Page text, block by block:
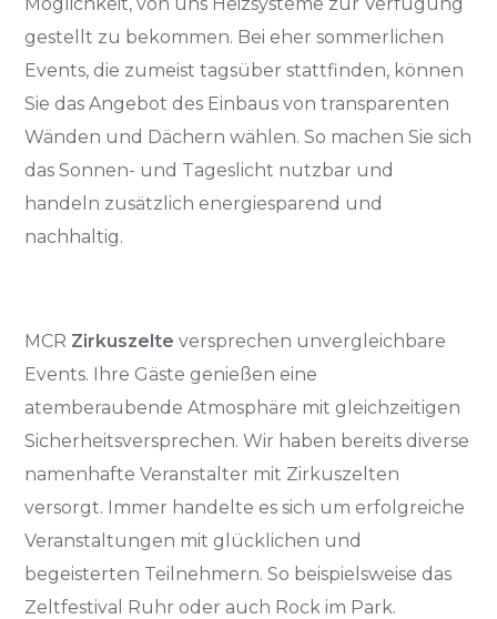
gestellt zu bekommen. Bei eher sommerlichen
Events, die zumeist tagsüber stattfinden, können
Sie das Angebot des Einbaus von transparenten
Wänden und Dächern wählen. So machen Sie sich
das Sonnen- und Tageslicht nutzbar und
handeln zusätzlich energiesparend und
nachhaltig.
MCR Zirkuszelte versprechen unvergleichbare
Events. Ihre Gäste genießen eine
atemberaubende Atmosphäre mit gleichzeitigen
Sicherheitsversprechen. Wir haben bereits diverse
namenhafte Veranstalter mit Zirkuszelten
versorgt. Immer handelte es sich um erfolgreiche
Veranstaltungen mit glücklichen und
begeisterten Teilnehmern. So beispielsweise das
Zeltfestival Ruhr oder auch Rock im Park.